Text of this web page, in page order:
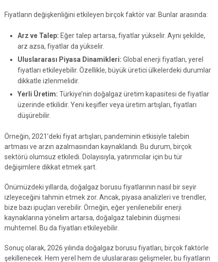
Fiyatların değişkenliğini etkileyen birçok faktör var. Bunlar arasında:
Arz ve Talep: Eğer talep artarsa, fiyatlar yükselir. Aynı şekilde,
arz azsa, fiyatlar da yükselir.
Uluslararası Piyasa Dinamikleri: Global enerji fiyatları, yerel
fiyatları etkileyebilir. Özellikle, büyük üretici ülkelerdeki durumlar
dikkatle izlenmelidir.
Yerli Üretim: Türkiye’nin doğalgaz üretim kapasitesi de fiyatlar
üzerinde etkilidir. Yeni keşifler veya üretim artışları, fiyatları
düşürebilir.
Örneğin, 2021’deki fiyat artışları, pandeminin etkisiyle talebin
artması ve arzın azalmasından kaynaklandı. Bu durum, birçok
sektörü olumsuz etkiledi. Dolayısıyla, yatırımcılar için bu tür
değişimlere dikkat etmek şart.
Önümüzdeki yıllarda, doğalgaz borusu fiyatlarının nasıl bir seyir
izleyeceğini tahmin etmek zor. Ancak, piyasa analizleri ve trendler,
bize bazı ipuçları verebilir. Örneğin, eğer yenilenebilir enerji
kaynaklarına yönelim artarsa, doğalgaz talebinin düşmesi
muhtemel. Bu da fiyatları etkileyebilir.
Sonuç olarak, 2026 yılında doğalgaz borusu fiyatları, birçok faktörle
şekillenecek. Hem yerel hem de uluslararası gelişmeler, bu fiyatların